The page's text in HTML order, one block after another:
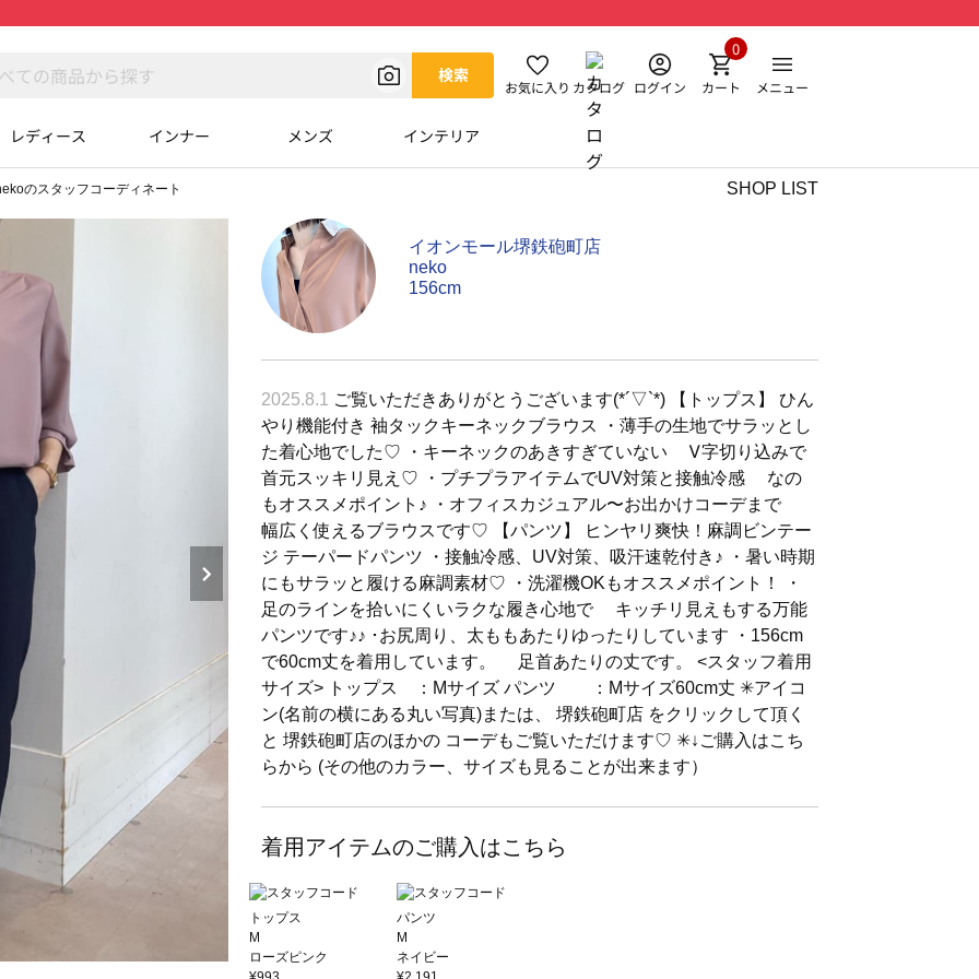
検索
お気に入り カタログ ログイン カート
0
メニュー
レディース インナー メンズ インテリア
のスタッフコーディネート SHOP LIST
イオンモール堺鉄砲町店
neko
156cm
2025.8.1
ご覧いただきありがとうございます(*´▽`*) 【トップス】 ひん
やり機能付き 袖タックキーネックブラウス ・薄手の生地でサラッとし
た着心地でした♡ ・キーネックのあきすぎていない Ꮩ字切り込みで
首元スッキリ見え♡ ・プチプラアイテムでUV対策と接触冷感 なの
もオススメポイント♪ ・オフィスカジュアル〜お出かけコーデまで
幅広く使えるブラウスです♡ 【パンツ】 ヒンヤリ爽快！麻調ビンテー
ジ テーパードパンツ ・接触冷感、UV対策、吸汗速乾付き♪ ・暑い時期
にもサラッと履ける麻調素材♡ ・洗濯機OKもオススメポイント！ ・
足のラインを拾いにくいラクな履き心地で キッチリ見えもする万能
パンツです♪♪ ･お尻周り、太ももあたりゆったりしています ・156cm
で60cm丈を着用しています。 足首あたりの丈です。 <スタッフ着用
サイズ> トップス ：Mサイズ パンツ ：Mサイズ60cm丈 ✳アイコ
ン(名前の横にある丸い写真)または、 堺鉄砲町店 をクリックして頂く
と 堺鉄砲町店のほかの コーデもご覧いただけます♡ ✳↓ご購入はこち
らから (その他のカラー、サイズも見ることが出来ます）
着用アイテムのご購入はこちら
トップス
M
ローズピンク
パンツ
M
ネイビー